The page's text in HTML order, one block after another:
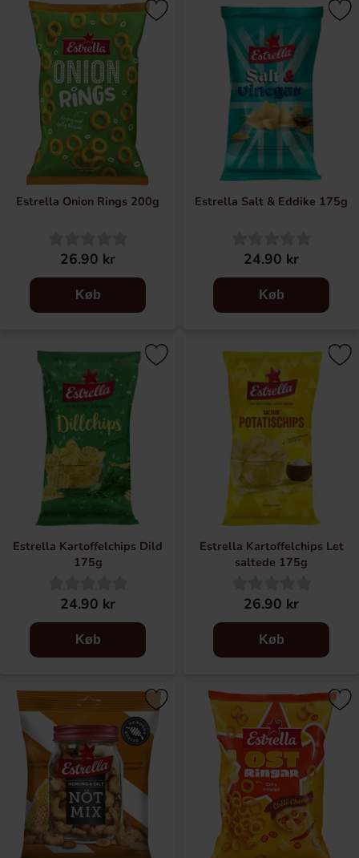
Estrella Onion Rings 200g
26.90 kr
Køb
Estrella Salt & Eddike 175g
24.90 kr
Køb
Estrella Kartoffelchips Dild
175g
24.90 kr
Køb
Estrella Kartoffelchips Let
saltede 175g
26.90 kr
Køb